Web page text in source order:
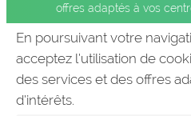
offres adaptés à vos
En poursuivant votre
acceptez l’utilisation de
des services et des offres
d’intérêts.